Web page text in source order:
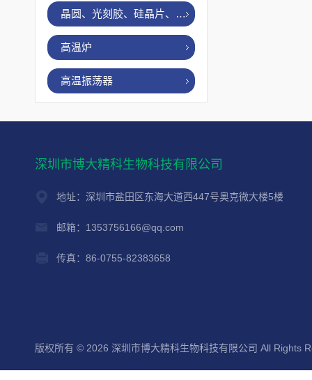
晶圆、光刻胶、硅晶片、烤胶机
高温炉
高温振荡器
深圳市博大精科生物科技有限公司
地址：深圳市盐田区东海大道西447号奥克微大楼5楼
邮箱：1353756166@qq.com
传真：86-0755-82383658
版权所有 © 2026 深圳市博大精科生物科技有限公司 All Rights